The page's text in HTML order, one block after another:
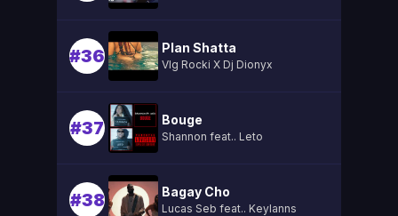
#36 Plan Shatta
Vlg Rocki X Dj Dionyx
#37 Bouge
Shannon feat.. Leto
#38 Bagay Cho
Lucas Seb feat.. Keylanns